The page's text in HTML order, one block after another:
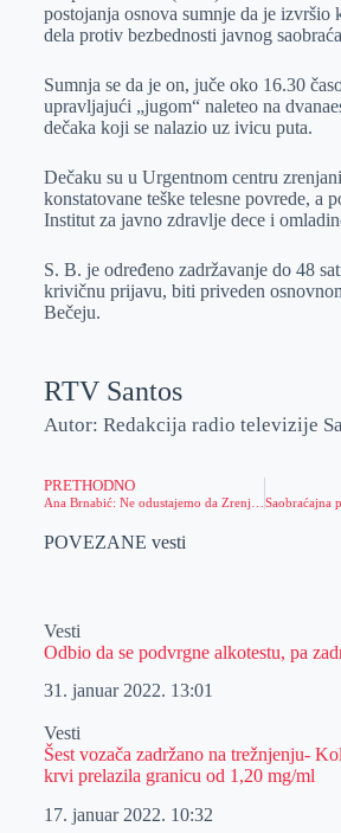
r
n
A
p
p
i
l
postojanja osnova sumnje da je izvršio
dela protiv bezbednosti javnog
Sumnja se da je on, juče oko 16.30
upravljajući „jugom“ naleteo na
dečaka koji se nalazio uz ivicu puta.
Dečaku su u Urgentnom centru
konstatovane teške telesne povrede, a
Institut za javno zdravlje dece i
S. B. je određeno zadržavanje do 48
krivičnu prijavu, biti priveden
Bečeju.
RTV Santos
Autor: Redakcija radio televizije
PRETHODNO
POVEZANE vesti
Vesti
Odbio da se podvrgne alkotestu, pa
31. januar 2022. 13:01
Vesti
Šest vozača zadržano na trežnjenju-
krvi prelazila granicu od 1,20 mg/ml
17. januar 2022. 10:32